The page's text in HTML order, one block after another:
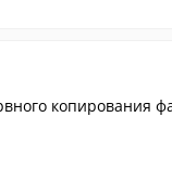
копирования